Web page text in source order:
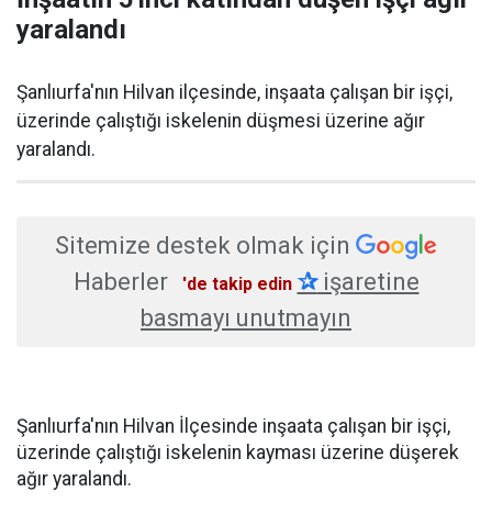
yaralandı
Şanlıurfa'nın Hilvan ilçesinde, inşaata çalışan bir işçi,
üzerinde çalıştığı iskelenin düşmesi üzerine ağır
yaralandı.
Sitemize destek olmak için
Haberler
'de takip edin ✰işaretine
basmayı unutmayın
Şanlıurfa'nın Hilvan İlçesinde inşaata çalışan bir işçi,
üzerinde çalıştığı iskelenin kayması üzerine düşerek
ağır yaralandı.